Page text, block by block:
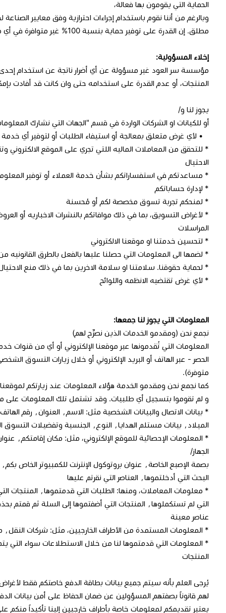
الحماية التي يقومون بها فعالة،‬
‫وبالرغم من أننا نقوم باستخدام إجراءات احترازية وفق معايير
مطلق. إن القدرة على توفير حماية بنسبة 100% غير متوافرة في أي مكان سواء على الانترنت أو غيره.‬
إخلاء المسؤولية:
مؤسسة سر العود غير مسؤولة عن أي أضرار ناتجة عن استخدام
المنتجات، أو عدم القدرة على استخدامه حتى وان كانت قد أفادت
يجوز لنا و/
أو للكيانات او الشركات الواردة في قسم "الجهات التي نشارك
• لأي غرض متعلق بمعالجة أو استيفاء الطلبات أو لتوفير أي
* للتحقق من المعاملات الماليه اللتي تجري على الموقع
الاحتيال
* مساعدتكم في استفساراتكم بشأن خدمة العملاء أو توفير
* لإدارة حساباتكم
* لمنحكم تجربة تسوق مخصصة لكم أو مُحسنة
* لأغراض التسويق، بما في ذلك موافاتكم بالنشرات الاخباريه أو
المراسلات
* لتحسين خدمتنا او موقعنا الالكتروني
* لضمها الى المعلومات التي حصلنا عليها بالفعل بالطرق القانونيه
* لحماية حقوقنا. سلامتنا او سلامة الاخرين بما في ذلك منع
* لأي غرض تقتضيه الانظمه واللوائح
المعلومات التي يجوز لنا جمعها:
نجمع نحن (ومقدمو الخدمات الذين نصرِّح لهم)
المعلومات التي تُقدمونها عبر موقعنا الإلكتروني أو أي من قنوات
الحصر - عبر الهاتف أو البريد الإلكتروني أو خلال زيارات التسوق
متوفرة).
كما نجمع نحن ومقدمو الخدمة هؤلاء المعلومات عند زيارتكم
و لم تقوموا بتسجيل أي طلبيات. وقد تشتمل تلك المعلومات على
الميلاد٬ بيانات مستلم الهدايا٬ النوع٬ الجنسية وتفضيلات التسوق الشخصي
الجهاز/
البحث التي أدخلتموها٬ العناصر التي نقرتم عليها
التي لم تستكملوها٬ المنتجات التي أضفتموها إلى
عناصر معينة
* المعلومات المستمدة من الأطراف الخارجيين، مثل: شركات النقل٬ مقدمي خدمة الدفع.
* المعلومات التي قدمتموها لنا من خلال الاستطلاعات سواء التي يتم
المنتجات
يُرجى العلم بأنه سيتم جميع بيانات بطاقة الدفع خاصتكم فقط
لهم قانوناً بصفتهم المسؤولين عن ضمان الحفاظ على أمن بيانات
يعتبر تقديمكم لمعلومات خاصة بأطراف خارجيين إلينا تأكيداً